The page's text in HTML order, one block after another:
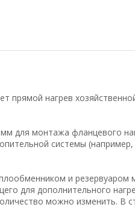
прямой нагрев
для монтажа фланцевого
системы
и
для дополнительного
можно изменить. В